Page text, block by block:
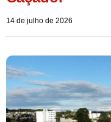
14 de julho de 2026